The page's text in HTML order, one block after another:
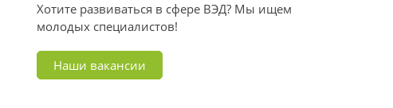
Хотите развиваться в сфере ВЭД? Мы ищем
молодых специалистов!
Наши вакансии